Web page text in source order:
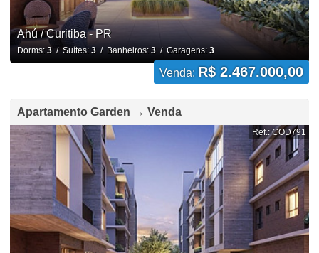
Ahú / Curitiba - PR
Dorms: 3/ Suítes: 3/ Banheiros: 3/ Garagens: 3
Venda: R$ 2.467.000,00
Apartamento Garden → Venda
Ref.: COD791